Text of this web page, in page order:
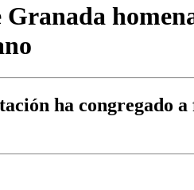
ha congregado